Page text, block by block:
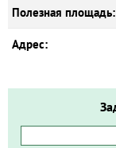
Полезная площадь:
Адрес: